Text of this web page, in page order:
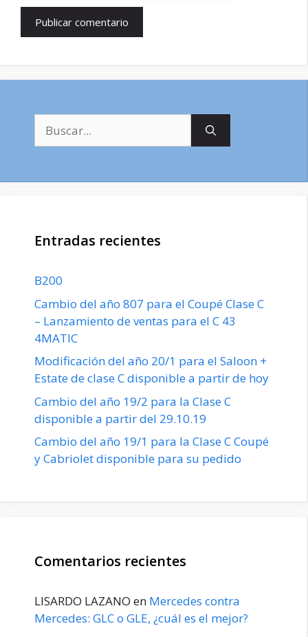
Entradas recientes
B200
Cambio del año 807 para el Coupé Clase C
– Lanzamiento de ventas para el C 43
4MATIC
Modificación del año 20/1 para el Saloon +
Estate de clase C disponible a partir de hoy
Cambio del año 19/2 para la Clase C
disponible a partir del 29.10.19
Cambio del año 19/1 para la Clase C Coupé
y Cabriolet disponible para su pedido
Comentarios recientes
LISARDO LAZANO en Mercedes contra
Mercedes: GLC o GLE, ¿cuál es el mejor?